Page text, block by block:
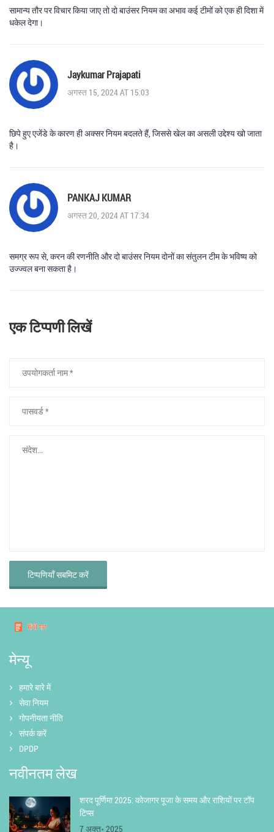
सामान्य तौर पर विचार किया जाए तो दो बाउंसर नियम का अभाव कई टीमों को एक ही दिशा में
धकेल देगा।
Jaykumar Prajapati
अगस्त 15, 2024 AT 15:03
छिपे हुए एजेंडे के कारण ही अक्सर नियम बदलते हैं, जिससे खेल का असली उद्देश्य खो जाता
है।
PANKAJ KUMAR
अगस्त 20, 2024 AT 17:34
समग्र रूप से, करन की रणनीति और दो बाउंसर नियम दोनों का संतुलन टीम के भविष्य को
उज्ज्वल बना सकता है।
एक टिप्पणी लिखें
टिप्पणियाँ सबमिट करें
मेन्यू
हमारे बारे में
सेवा नियम
गोपनीयता नीति
संपर्क करें
DPDP
नवीनतम लेख
शरद पूर्णिमा 2025: कोजागर पूजा के समय और राशियों पर टॉप
टिप्स
7 अक्तू॰ 2025